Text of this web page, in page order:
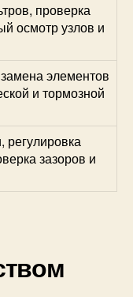
проверка
осмотр узлов и
элементов
и тормозной
регулировка
зазоров и